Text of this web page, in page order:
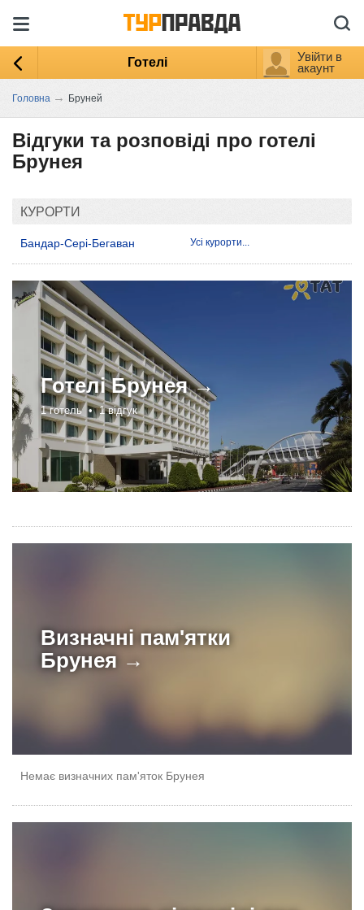
Готелі
Увійти в
акаунт
Головна → Бруней
Відгуки та розповіді про готелі
Брунея
КУРОРТИ
Бандар-Сері-Бегаван Усі курорти...
ГотеліБрунея →
1 готель •1 відгук
Визначні пам'ятки
Брунея →
Немає визначних пам'яток Брунея